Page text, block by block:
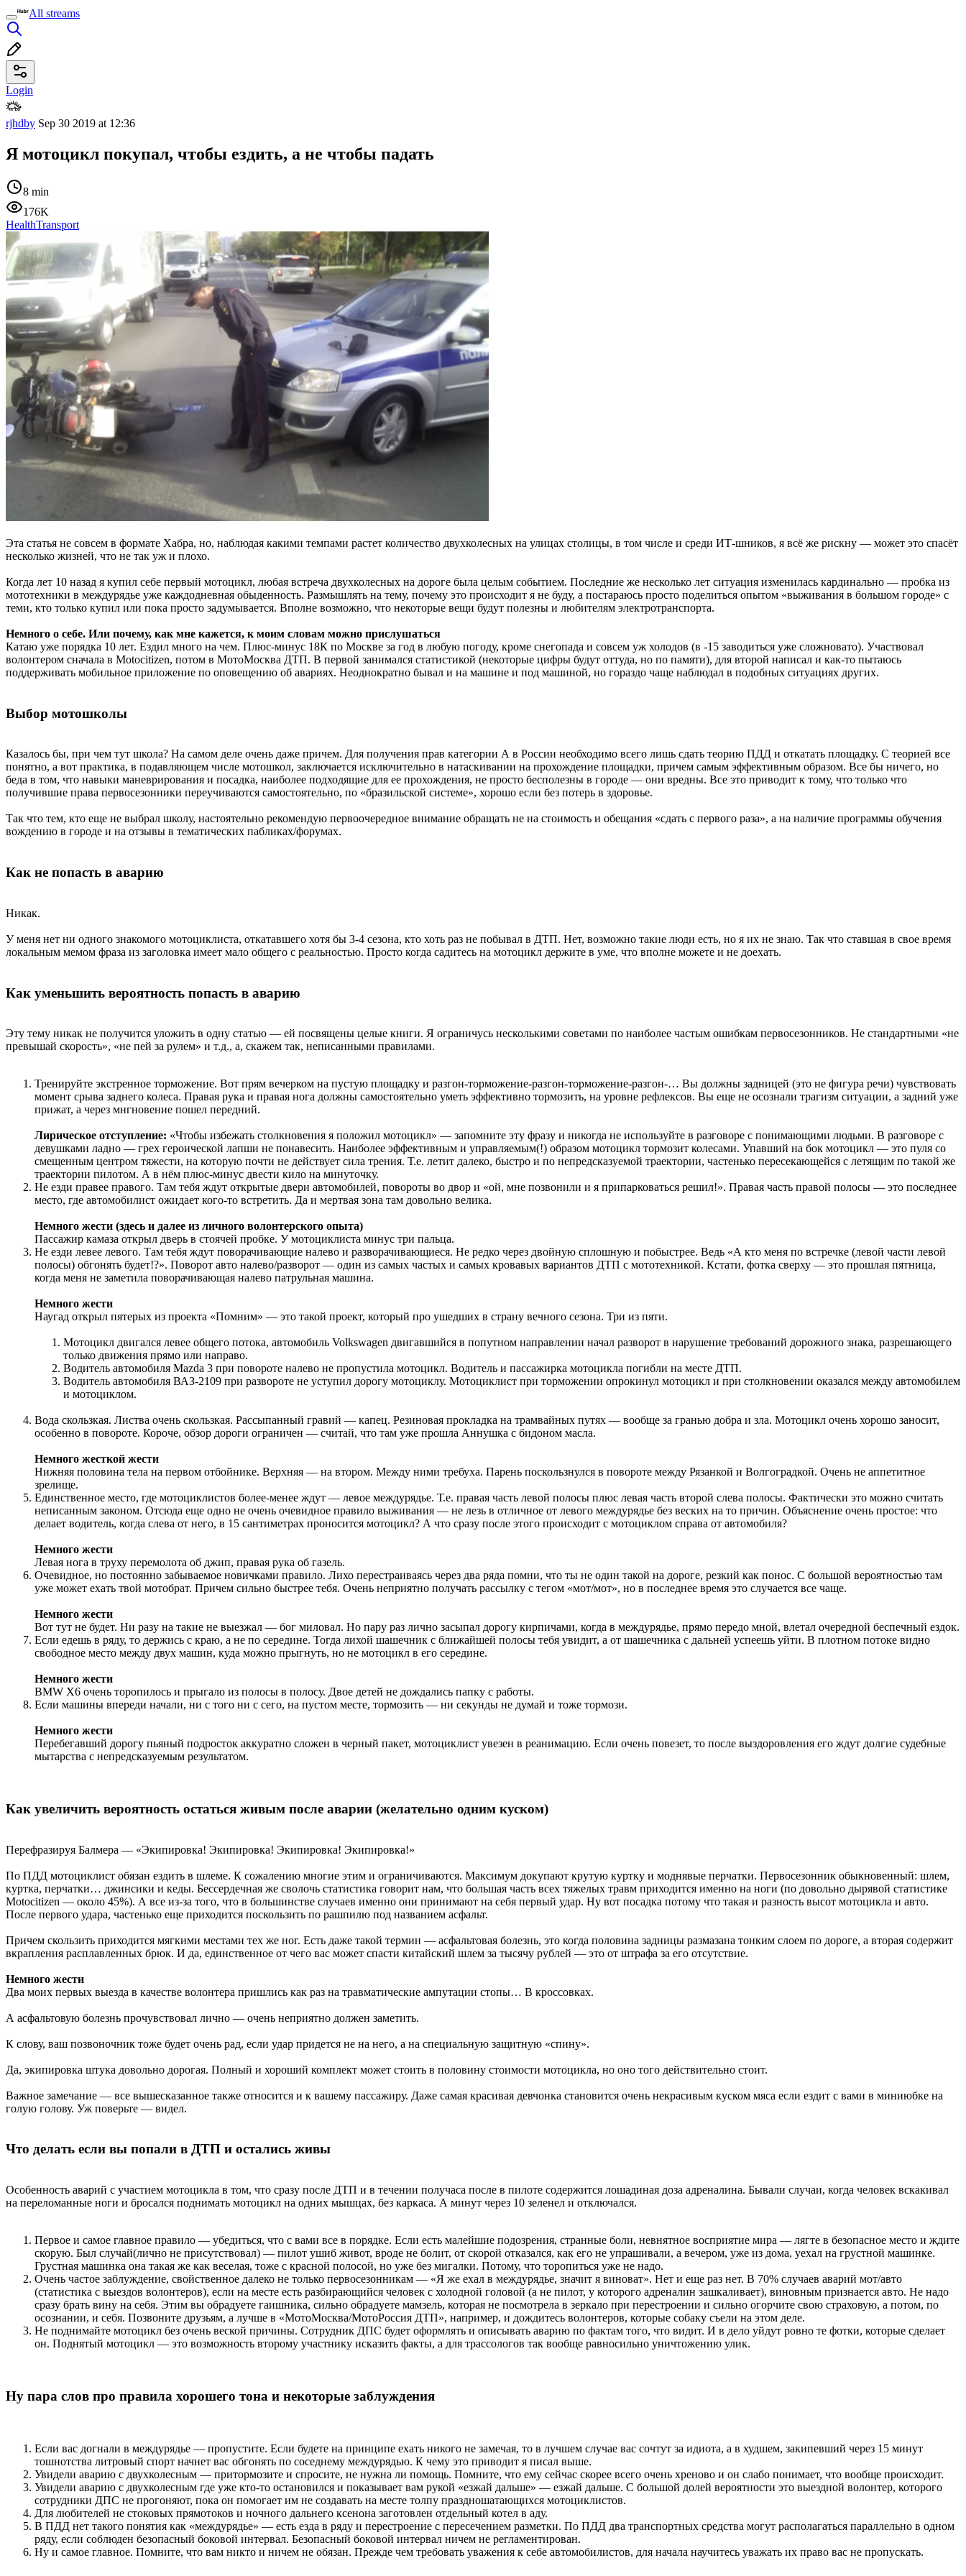
All streams
Login
rjhdby Sep 30 2019 at 12:36
Я мотоцикл покупал, чтобы ездить, а не чтобы падать
8 min
176K
HealthTransport
Эта статья не совсем в формате Хабра, но, наблюдая какими темпами растет количество двухколесных на улицах столицы, в том числе и среди ИТ-шников, я всё же рискну — может это спасёт
несколько жизней, что не так уж и плохо.
Когда лет 10 назад я купил себе первый мотоцикл, любая встреча двухколесных на дороге была целым событием. Последние же несколько лет ситуация изменилась кардинально — пробка из
мототехники в междурядье уже каждодневная обыденность. Размышлять на тему, почему это происходит я не буду, а постараюсь просто поделиться опытом «выживания в большом городе» с
теми, кто только купил или пока просто задумывается. Вполне возможно, что некоторые вещи будут полезны и любителям электротранспорта.
Немного о себе. Или почему, как мне кажется, к моим словам можно прислушаться
Катаю уже порядка 10 лет. Ездил много на чем. Плюс-минус 18К по Москве за год в любую погоду, кроме снегопада и совсем уж холодов (в -15 заводиться уже сложновато). Участвовал
волонтером сначала в Motocitizen, потом в МотоМосква ДТП. В первой занимался статистикой (некоторые цифры будут оттуда, но по памяти), для второй написал и как-то пытаюсь
поддерживать мобильное приложение по оповещению об авариях. Неоднократно бывал и на машине и под машиной, но гораздо чаще наблюдал в подобных ситуациях других.
Выбор мотошколы
Казалось бы, при чем тут школа? На самом деле очень даже причем. Для получения прав категории А в России необходимо всего лишь сдать теорию ПДД и откатать площадку. С теорией все
понятно, а вот практика, в подавляющем числе мотошкол, заключается исключительно в натаскивании на прохождение площадки, причем самым эффективным образом. Все бы ничего, но
беда в том, что навыки маневрирования и посадка, наиболее подходящие для ее прохождения, не просто бесполезны в городе — они вредны. Все это приводит к тому, что только что
получившие права первосезонники переучиваются самостоятельно, по «бразильской системе», хорошо если без потерь в здоровье.
Так что тем, кто еще не выбрал школу, настоятельно рекомендую первоочередное внимание обращать не на стоимость и обещания «сдать с первого раза», а на наличие программы обучения
вождению в городе и на отзывы в тематических пабликах/форумах.
Как не попасть в аварию
Никак.
У меня нет ни одного знакомого мотоциклиста, откатавшего хотя бы 3-4 сезона, кто хоть раз не побывал в ДТП. Нет, возможно такие люди есть, но я их не знаю. Так что ставшая в свое время
локальным мемом фраза из заголовка имеет мало общего с реальностью. Просто когда садитесь на мотоцикл держите в уме, что вполне можете и не доехать.
Как уменьшить вероятность попасть в аварию
Эту тему никак не получится уложить в одну статью — ей посвящены целые книги. Я ограничусь несколькими советами по наиболее частым ошибкам первосезонников. Не стандартными «не
превышай скорость», «не пей за рулем» и т.д., а, скажем так, неписанными правилами.
Тренируйте экстренное торможение. Вот прям вечерком на пустую площадку и разгон-торможение-разгон-торможение-разгон-… Вы должны задницей (это не фигура речи) чувствовать
момент срыва заднего колеса. Правая рука и правая нога должны самостоятельно уметь эффективно тормозить, на уровне рефлексов. Вы еще не осознали трагизм ситуации, а задний уже
прижат, а через мнгновение пошел передний.
Лирическое отступление: «Чтобы избежать столкновения я положил мотоцикл» — запомните эту фразу и никогда не используйте в разговоре с понимающими людьми. В разговоре с
девушками ладно — грех героической лапши не понавесить. Наиболее эффективным и управляемым(!) образом мотоцикл тормозит колесами. Упавший на бок мотоцикл — это пуля со
смещенным центром тяжести, на которую почти не действует сила трения. Т.е. летит далеко, быстро и по непредсказуемой траектории, частенько пересекающейся с летящим по такой же
траектории пилотом. А в нём плюс-минус двести кило на минуточку.
Не езди правее правого. Там тебя ждут открытые двери автомобилей, повороты во двор и «ой, мне позвонили и я припарковаться решил!». Правая часть правой полосы — это последнее
место, где автомобилист ожидает кого-то встретить. Да и мертвая зона там довольно велика.
Немного жести (здесь и далее из личного волонтерского опыта)
Пассажир камаза открыл дверь в стоячей пробке. У мотоциклиста минус три пальца.
Не езди левее левого. Там тебя ждут поворачивающие налево и разворачивающиеся. Не редко через двойную сплошную и побыстрее. Ведь «А кто меня по встречке (левой части левой
полосы) обгонять будет!?». Поворот авто налево/разворот — один из самых частых и самых кровавых вариантов ДТП с мототехникой. Кстати, фотка сверху — это прошлая пятница,
когда меня не заметила поворачивающая налево патрульная машина.
Немного жести
Наугад открыл пятерых из проекта «Помним» — это такой проект, который про ушедших в страну вечного сезона. Три из пяти.
Мотоцикл двигался левее общего потока, автомобиль Volkswagen двигавшийся в попутном направлении начал разворот в нарушение требований дорожного знака, разрешающего
только движения прямо или направо.
Водитель автомобиля Mazda 3 при повороте налево не пропустила мотоцикл. Водитель и пассажирка мотоцикла погибли на месте ДТП.
Водитель автомобиля ВАЗ-2109 при развороте не уступил дорогу мотоциклу. Мотоциклист при торможении опрокинул мотоцикл и при столкновении оказался между автомобилем
и мотоциклом.
Вода скользкая. Листва очень скользкая. Рассыпанный гравий — капец. Резиновая прокладка на трамвайных путях — вообще за гранью добра и зла. Мотоцикл очень хорошо заносит,
особенно в повороте. Короче, обзор дороги ограничен — считай, что там уже прошла Аннушка с бидоном масла.
Немного жесткой жести
Нижняя половина тела на первом отбойнике. Верхняя — на втором. Между ними требуха. Парень поскользнулся в повороте между Рязанкой и Волгоградкой. Очень не аппетитное
зрелище.
Единственное место, где мотоциклистов более-менее ждут — левое междурядье. Т.е. правая часть левой полосы плюс левая часть второй слева полосы. Фактически это можно считать
неписанным законом. Отсюда еще одно не очень очевидное правило выживания — не лезь в отличное от левого междурядье без веских на то причин. Объяснение очень простое: что
делает водитель, когда слева от него, в 15 сантиметрах проносится мотоцикл? А что сразу после этого происходит с мотоциклом справа от автомобиля?
Немного жести
Левая нога в труху перемолота об джип, правая рука об газель.
Очевидное, но постоянно забываемое новичками правило. Лихо перестраиваясь через два ряда помни, что ты не один такой на дороге, резкий как понос. С большой вероятностью там
уже может ехать твой мотобрат. Причем сильно быстрее тебя. Очень неприятно получать рассылку с тегом «мот/мот», но в последнее время это случается все чаще.
Немного жести
Вот тут не будет. Ни разу на такие не выезжал — бог миловал. Но пару раз лично засыпал дорогу кирпичами, когда в междурядье, прямо передо мной, влетал очередной беспечный ездок.
Если едешь в ряду, то держись с краю, а не по середине. Тогда лихой шашечник с ближайшей полосы тебя увидит, а от шашечника с дальней успеешь уйти. В плотном потоке видно
свободное место между двух машин, куда можно прыгнуть, но не мотоцикл в его середине.
Немного жести
BMW X6 очень торопилось и прыгало из полосы в полосу. Двое детей не дождались папку с работы.
Если машины впереди начали, ни с того ни с сего, на пустом месте, тормозить — ни секунды не думай и тоже тормози.
Немного жести
Перебегавший дорогу пьяный подросток аккуратно сложен в черный пакет, мотоциклист увезен в реанимацию. Если очень повезет, то после выздоровления его ждут долгие судебные
мытарства с непредсказуемым результатом.
Как увеличить вероятность остаться живым после аварии (желательно одним куском)
Перефразируя Балмера — «Экипировка! Экипировка! Экипировка! Экипировка!»
По ПДД мотоциклист обязан ездить в шлеме. К сожалению многие этим и ограничиваются. Максимум докупают крутую куртку и моднявые перчатки. Первосезонник обыкновенный: шлем,
куртка, перчатки… джинсики и кеды. Бессердечная же сволочь статистика говорит нам, что большая часть всех тяжелых травм приходится именно на ноги (по довольно дырявой статистике
Motocitizen — около 45%). А все из-за того, что в большинстве случаев именно они принимают на себя первый удар. Ну вот посадка потому что такая и разность высот мотоцикла и авто.
После первого удара, частенько еще приходится поскользить по рашпилю под названием асфальт.
Причем скользить приходится мягкими местами тех же ног. Есть даже такой термин — асфальтовая болезнь, это когда половина задницы размазана тонким слоем по дороге, а вторая содержит
вкрапления расплавленных брюк. И да, единственное от чего вас может спасти китайский шлем за тысячу рублей — это от штрафа за его отсутствие.
Немного жести
Два моих первых выезда в качестве волонтера пришлись как раз на травматические ампутации стопы… В кроссовках.
А асфальтовую болезнь прочувствовал лично — очень неприятно должен заметить.
К слову, ваш позвоночник тоже будет очень рад, если удар придется не на него, а на специальную защитную «спину».
Да, экипировка штука довольно дорогая. Полный и хороший комплект может стоить в половину стоимости мотоцикла, но оно того действительно стоит.
Важное замечание — все вышесказанное также относится и к вашему пассажиру. Даже самая красивая девчонка становится очень некрасивым куском мяса если ездит с вами в миниюбке на
голую голову. Уж поверьте — видел.
Что делать если вы попали в ДТП и остались живы
Особенность аварий с участием мотоцикла в том, что сразу после ДТП и в течении получаса после в пилоте содержится лошадиная доза адреналина. Бывали случаи, когда человек вскакивал
на переломанные ноги и бросался поднимать мотоцикл на одних мышцах, без каркаса. А минут через 10 зеленел и отключался.
Первое и самое главное правило — убедиться, что с вами все в порядке. Если есть малейшие подозрения, странные боли, невнятное восприятие мира — лягте в безопасное место и ждите
скорую. Был случай(лично не присутствовал) — пилот ушиб живот, вроде не болит, от скорой отказался, как его не упрашивали, а вечером, уже из дома, уехал на грустной машинке.
Грустная машинка она такая же как веселая, тоже с красной полосой, но уже без мигалки. Потому, что торопиться уже не надо.
Очень частое заблуждение, свойственное далеко не только первосезонникам — «Я же ехал в междурядье, значит я виноват». Нет и еще раз нет. В 70% случаев аварий мот/авто
(статистика с выездов волонтеров), если на месте есть разбирающийся человек с холодной головой (а не пилот, у которого адреналин зашкаливает), виновным признается авто. Не надо
сразу брать вину на себя. Этим вы обрадуете гаишника, сильно обрадуете мамзель, которая не посмотрела в зеркало при перестроении и сильно огорчите свою страховую, а потом, по
осознании, и себя. Позвоните друзьям, а лучше в «МотоМосква/МотоРоссия ДТП», например, и дождитесь волонтеров, которые собаку съели на этом деле.
Не поднимайте мотоцикл без очень веской причины. Сотрудник ДПС будет оформлять и описывать аварию по фактам того, что видит. И в дело уйдут ровно те фотки, которые сделает
он. Поднятый мотоцикл — это возможность второму участнику исказить факты, а для трассологов так вообще равносильно уничтожению улик.
Ну пара слов про правила хорошего тона и некоторые заблуждения
Если вас догнали в междурядье — пропустите. Если будете на принципе ехать никого не замечая, то в лучшем случае вас сочтут за идиота, а в худшем, закипевший через 15 минут
тошнотства литровый спорт начнет вас обгонять по соседнему междурядью. К чему это приводит я писал выше.
Увидели аварию с двухколесным — притормозите и спросите, не нужна ли помощь. Помните, что ему сейчас скорее всего очень хреново и он слабо понимает, что вообще происходит.
Увидели аварию с двухколесным где уже кто-то остановился и показывает вам рукой «езжай дальше» — езжай дальше. С большой долей вероятности это выездной волонтер, которого
сотрудники ДПС не прогоняют, пока он помогает им не создавать на месте толпу праздношатающихся мотоциклистов.
Для любителей не стоковых прямотоков и ночного дальнего ксенона заготовлен отдельный котел в аду.
В ПДД нет такого понятия как «междурядье» — есть езда в ряду и перестроение с пересечением разметки. По ПДД два транспортных средства могут располагаться параллельно в одном
ряду, если соблюден безопасный боковой интервал. Безопасный боковой интервал ничем не регламентирован.
Ну и самое главное. Помните, что вам никто и ничем не обязан. Прежде чем требовать уважения к себе автомобилистов, для начала научитесь уважать их право вас не пропускать.